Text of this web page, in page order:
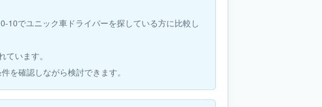
10でユニック車ドライバーを探している方に比較し
います。
を確認しながら検討できます。